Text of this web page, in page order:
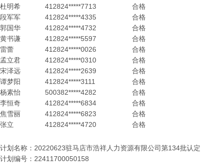
杜明希
412824*****7713
合格
段军军
412824*****4335
合格
郭国华
412824*****4732
合格
黄书谦
412824*****5597
合格
雷蕾
412824*****0026
合格
孟立君
412824*****0310
合格
宋泽远
412824*****2639
合格
谭梦阳
412824*****3111
合格
杨素怡
500382*****4282
合格
李恒奇
412824*****6834
合格
焦雪丽
412824*****6823
合格
张立
412824*****4720 合格
计划名称：20220623驻马店市浩祥人力资源有限公司第134批认定
计划编号：22411700050158